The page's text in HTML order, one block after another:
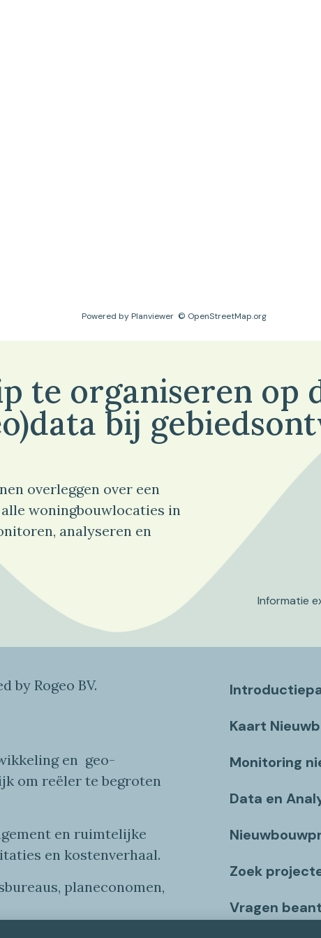
Powered by Planviewer© OpenStreetMap.org
te organiseren op
bij
overleggen over een
woningbouwlocaties in
analyseren en
Informatie
by Rogeo BV.
en geo-
om reëler te begroten
en ruimtelijke
en kostenverhaal.
planeconomen,
Kaart
Monitoring
Data en
Zoek
Vragen